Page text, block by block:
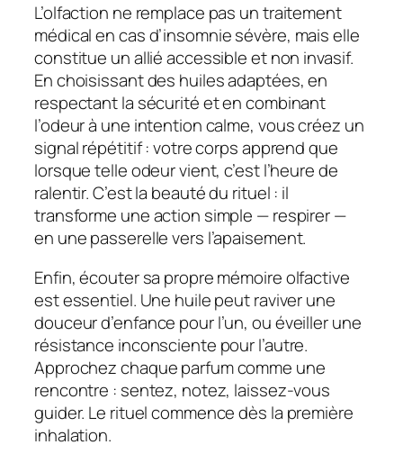
L’olfaction ne remplace pas un traitement
médical en cas d’insomnie sévère, mais elle
constitue un allié accessible et non invasif.
En choisissant des huiles adaptées, en
respectant la sécurité et en combinant
l’odeur à une intention calme, vous créez un
signal répétitif : votre corps apprend que
lorsque telle odeur vient, c’est l’heure de
ralentir. C’est la beauté du rituel : il
transforme une action simple — respirer —
en une passerelle vers l’apaisement.
Enfin, écouter sa propre mémoire olfactive
est essentiel. Une huile peut raviver une
douceur d’enfance pour l’un, ou éveiller une
résistance inconsciente pour l’autre.
Approchez chaque parfum comme une
rencontre : sentez, notez, laissez‑vous
guider. Le rituel commence dès la première
inhalation.